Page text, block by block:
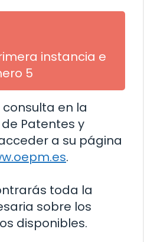
instancia e
5
en la
Patentes y
a su página
.
toda la
sobre los
disponibles.